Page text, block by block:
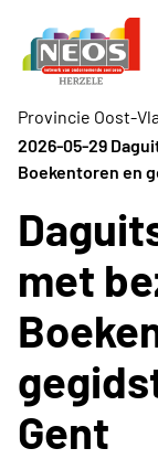
Provincie Oost-
2026-05-29
Boekentoren en
met
Gent